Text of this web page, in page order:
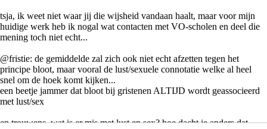
tsja, ik weet niet waar jij die wijsheid vandaan haalt, maar voor mijn
huidige werk heb ik nogal wat contacten met VO-scholen en deel die
mening toch niet echt...
@fristie: de gemiddelde zal zich ook niet echt afzetten tegen het
principe bloot, maar vooral de lust/sexuele connotatie welke al heel
snel om de hoek komt kijken...
een beetje jammer dat bloot bij gristenen ALTIJD wordt geassocieerd
met lust/sex
en trouwens, wat is er mis met lust en sex? hoe dacht je anders dat